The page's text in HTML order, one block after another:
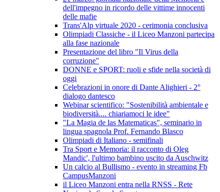
dell'impegno in ricordo delle vittime innocenti
delle mafie
Trans'Alp virtuale 2020 - cerimonia conclusiva
Olimpiadi Classiche - il Liceo Manzoni partecipa
alla fase nazionale
Presentazione del libro "Il Virus della
corruzione"
DONNE e SPORT: ruoli e sfide nella società di
oggi
Celebrazioni in onore di Dante Alighieri - 2°
dialogo dantesco
Webinar scientifico: "Sostenibilità ambientale e
biodiversità.... chiariamoci le idee"
"La Magia de las Matematicas", seminario in
lingua spagnola Prof. Fernando Blasco
Olimpiadi di Italiano - semifinali
Tra Sport e Memoria: il racconto di Oleg
Mandic', l'ultimo bambino uscito da Auschwitz
Un calcio al Bullismo - evento in streaming Fb
CampusManzoni
il Liceo Manzoni entra nella RNSS - Rete